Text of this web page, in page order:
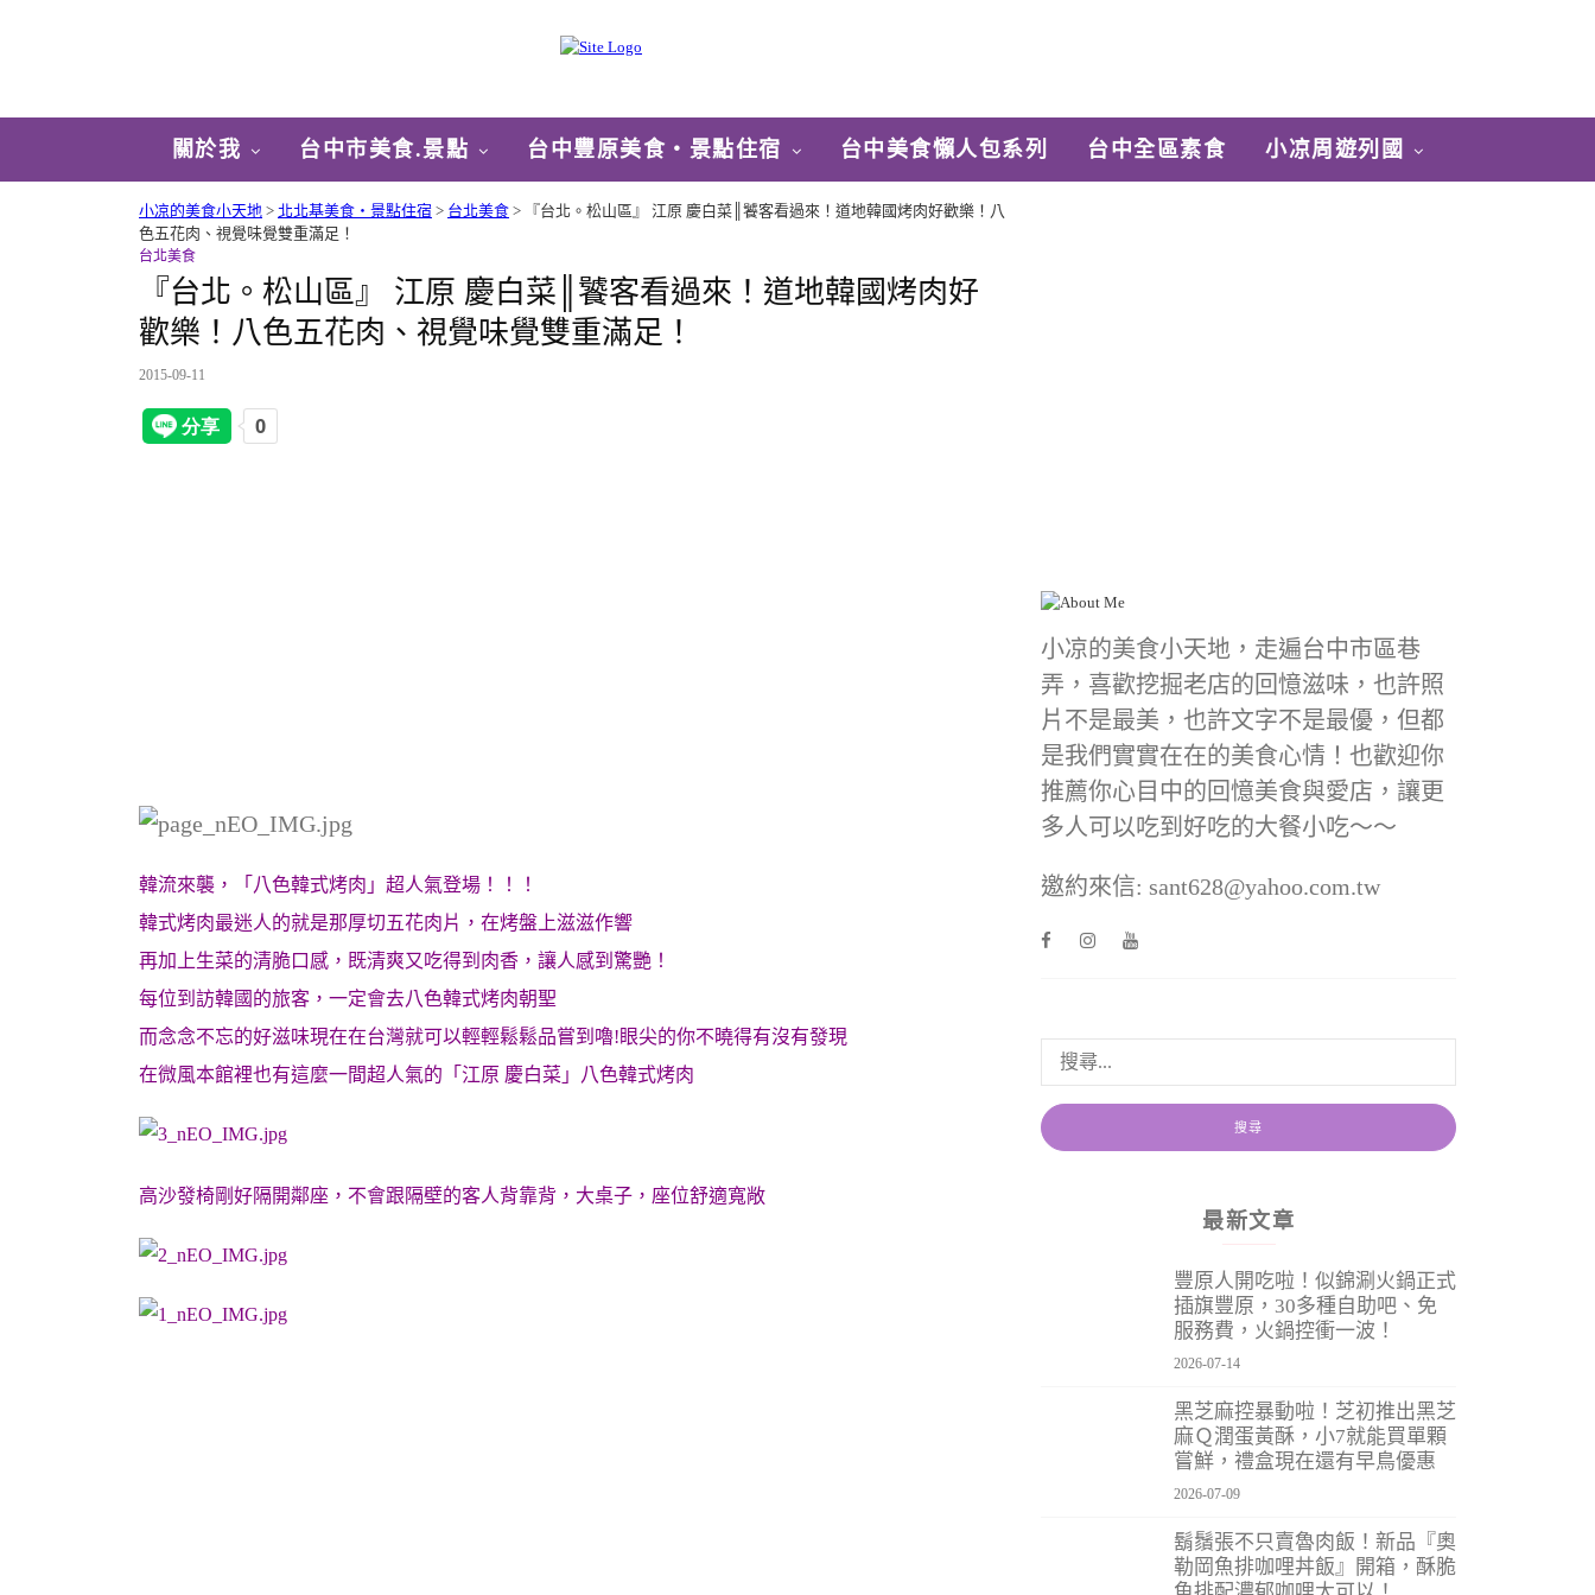
關於我 台中市美食.景點 台中豐原美食‧景點住宿 台中美食懶人包系列 台中全區素食 小凉周遊列國
小凉的美食小天地 > 北北基美食‧景點住宿 > 台北美食 >
『台北。松山區』 江原 慶白菜║饕客看過來！道地韓國烤肉好歡樂！八
色五花肉、視覺味覺雙重滿足！
台北美食
『台北。松山區』 江原 慶白菜║饕客看過來！道地韓國烤肉好
歡樂！八色五花肉、視覺味覺雙重滿足！
2015-09-11
韓流來襲，「八色韓式烤肉」超人氣登場！！！
韓式烤肉最迷人的就是那厚切五花肉片，在烤盤上滋滋作響
再加上生菜的清脆口感，既清爽又吃得到肉香，讓人感到驚艷！
每位到訪韓國的旅客，一定會去八色韓式烤肉朝聖
而念念不忘的好滋味現在在台灣就可以輕輕鬆鬆品嘗到嚕!眼尖的你不曉得有沒有發現
在微風本館裡也有這麼一間超人氣的「江原 慶白菜」八色韓式烤肉
高沙發椅剛好隔開鄰座，不會跟隔壁的客人背靠背，大桌子，座位舒適寬敞
小凉的美食小天地，走遍台中市區巷
弄，喜歡挖掘老店的回憶滋味，也許照
片不是最美，也許文字不是最優，但都
是我們實實在在的美食心情！也歡迎你
推薦你心目中的回憶美食與愛店，讓更
多人可以吃到好吃的大餐小吃～～
邀約來信: sant628@yahoo.com.tw
最新文章
豐原人開吃啦！似錦涮火鍋正式
插旗豐原，30多種自助吧、免
服務費，火鍋控衝一波！
2026-07-14
黑芝麻控暴動啦！芝初推出黑芝
麻Ｑ潤蛋黃酥，小7就能買單顆
嘗鮮，禮盒現在還有早鳥優惠
2026-07-09
鬍鬚張不只賣魯肉飯！新品『奧
勒岡魚排咖哩丼飯』開箱，酥脆